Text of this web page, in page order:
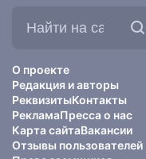
О проекте
Редакция и авторы
РеквизитыКонтакты
РекламаПресса о нас
Карта сайтаВакансии
Отзывы пользователей